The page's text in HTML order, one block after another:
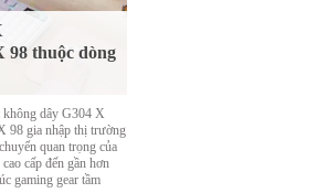
98 thuộc dòng
không dây G304 X
98 gia nhập thị trường
quan trọng của
cấp đến gần hơn
gaming gear tầm